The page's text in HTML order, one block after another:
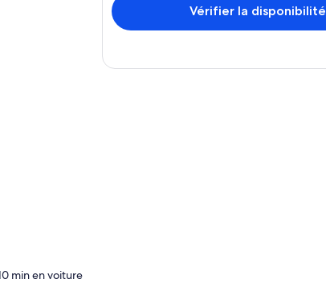
min en voiture‬
Vérifier la disponibilité